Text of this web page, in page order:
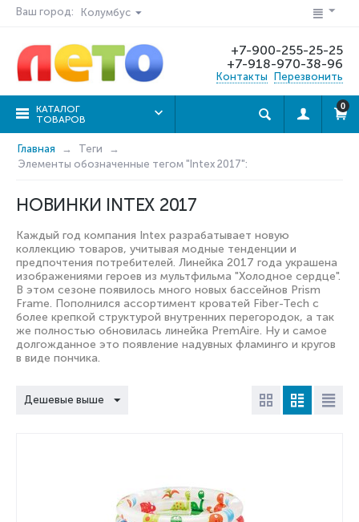
Ваш город: Колумбус
+7-900-255-25-25
+7-918-970-38-96
Контакты Перезвонить
КАТАЛОГ
ТОВАРОВ
0
Главная
Теги
Элементы обозначенные тегом "Intex 2017":
НОВИНКИ INTEX 2017
Каждый год компания Intex разрабатывает новую
коллекцию товаров, учитывая модные тенденции и
предпочтения потребителей. Линейка 2017 года украшена
изображениями героев из мультфильма "Холодное сердце".
В этом сезоне появилось много новых бассейнов Prism
Frame. Пополнился ассортимент кроватей Fiber-Tech с
более крепкой структурой внутренних перегородок, а так
же полностью обновилась линейка PremAire. Ну и самое
долгожданное это появление надувных фламинго и кругов
в виде пончика.
Дешевые выше